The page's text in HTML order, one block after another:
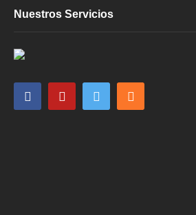
Nuestros Servicios